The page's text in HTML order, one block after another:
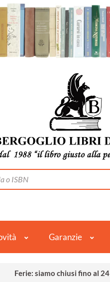
Garanzie
Ferie: siamo chiusi fino al